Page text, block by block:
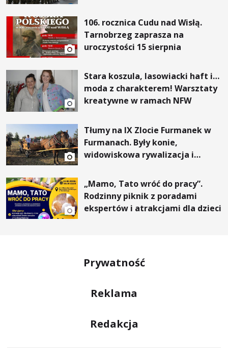
106. rocznica Cudu nad Wisłą.
Tarnobrzeg zaprasza na
uroczystości 15 sierpnia
Stara koszula, lasowiacki haft i…
moda z charakterem! Warsztaty
kreatywne w ramach NFW
Tłumy na IX Zlocie Furmanek w
Furmanach. Były konie,
widowiskowa rywalizacja i
„Mamo, Tato wróć do pracy”.
Rodzinny piknik z poradami
ekspertów i atrakcjami dla dzieci
Prywatność
Reklama
Redakcja